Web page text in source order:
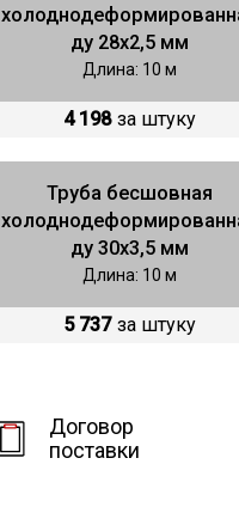
ду 28х2,5 мм
Длина: 10 м
4 198 за штуку
Труба бесшовная
ду 30х3,5 мм
Длина: 10 м
5 737 за штуку
Договор
поставки